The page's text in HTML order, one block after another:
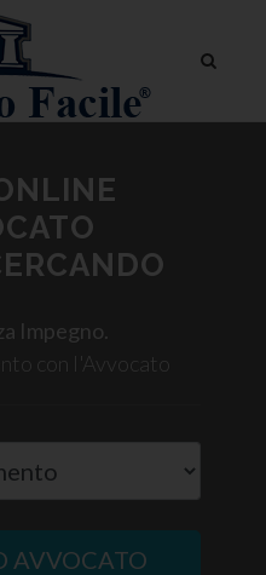
Impegno.
con l'Avvocato
AVVOCATO